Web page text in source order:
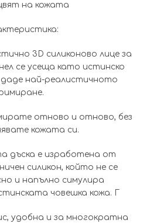
на кожата
3D силиконово лице за
се усеща като истинско
даде най-реалистичното
отново и отново, без
кожата си.
дъска е изработена от
силикон, който не се
и напълно симулира
човешка кожа. Г
удобна и за многократна